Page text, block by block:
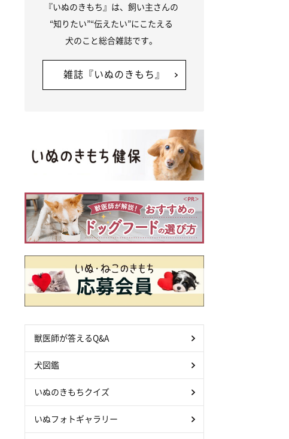
『いぬのきもち』は、飼い主さんの
“知りたい”“伝えたい”にこたえる
犬のこと総合雑誌です。
雑誌『いぬのきもち』
獣医師が答えるQ&A
犬図鑑
いぬのきもちクイズ
いぬフォトギャラリー